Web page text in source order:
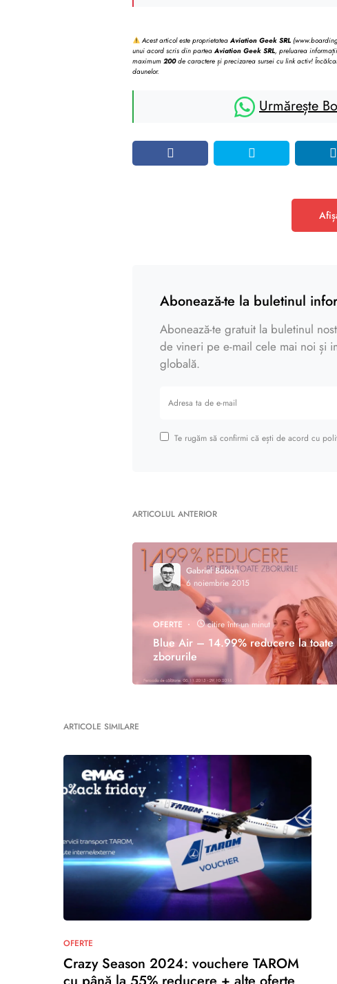
Acest articol este proprietateaAviation Geek SRL
unui acord scris din partea Aviation Geek SRL, preluarea
maximum 200de caractere și precizarea sursei cu link activ!
daunelor.
Urmărește
Abonează-te la buletinul
Abonează-te gratuit la buletinul
de vineri pe e-mail cele mai noi și
globală.
Te rugăm să confirmi că ești de acord cu
ARTICOLUL ANTERIOR
Gabriel Bobon
6 noiembrie 2015
OFERTE citire într-un minut
Blue Air – 14.99% reducere la toate
zborurile
ARTICOLE SIMILARE
OFERTE
Crazy Season 2024: vouchere TAROM